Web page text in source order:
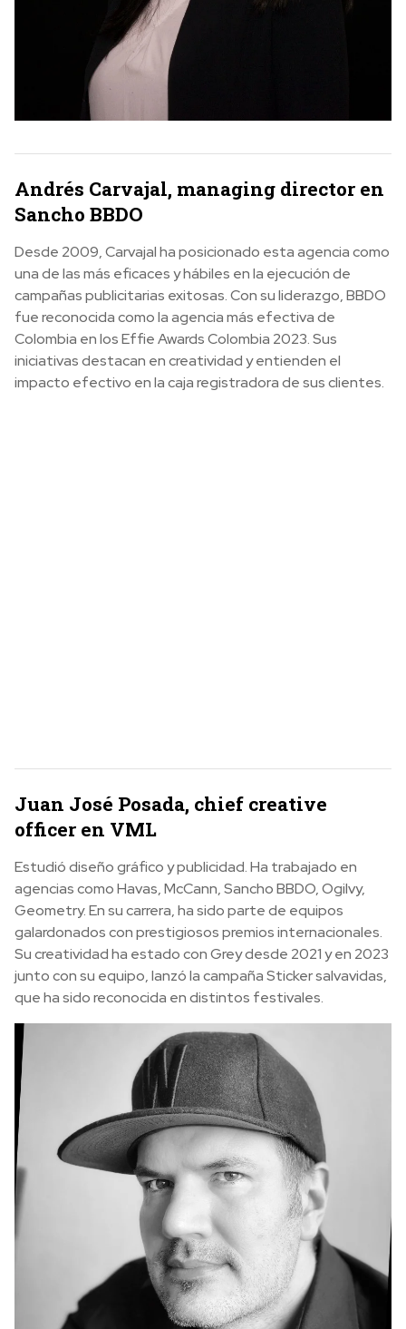
Andrés Carvajal, managing director en
Sancho BBDO
Desde 2009, Carvajal ha posicionado esta agencia como
una de las más eficaces y hábiles en la ejecución de
campañas publicitarias exitosas. Con su liderazgo, BBDO
fue reconocida como la agencia más efectiva de
Colombia en los Effie Awards Colombia 2023. Sus
iniciativas destacan en creatividad y entienden el
impacto efectivo en la caja registradora de sus clientes.
Juan José Posada, chief creative
officer en VML
Estudió diseño gráfico y publicidad. Ha trabajado en
agencias como Havas, McCann, Sancho BBDO, Ogilvy,
Geometry. En su carrera, ha sido parte de equipos
galardonados con prestigiosos premios internacionales.
Su creatividad ha estado con Grey desde 2021 y en 2023
junto con su equipo, lanzó la campaña Sticker salvavidas,
que ha sido reconocida en distintos festivales.